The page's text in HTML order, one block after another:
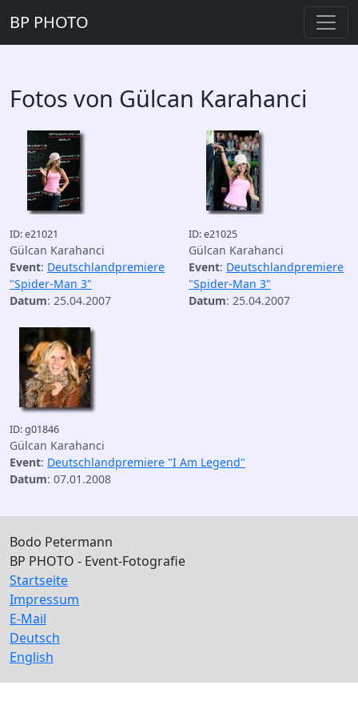
BP PHOTO
Fotos von Gülcan Karahanci
ID: e21021
Gülcan Karahanci
Event: Deutschlandpremiere
"Spider-Man 3"
Datum: 25.04.2007
ID: e21025
Gülcan Karahanci
Event: Deutschlandpremiere
"Spider-Man 3"
Datum: 25.04.2007
ID: g01846
Gülcan Karahanci
Event: Deutschlandpremiere "I Am Legend"
Datum: 07.01.2008
Bodo Petermann
BP PHOTO - Event-Fotografie
Startseite
Impressum
E-Mail
Deutsch
English